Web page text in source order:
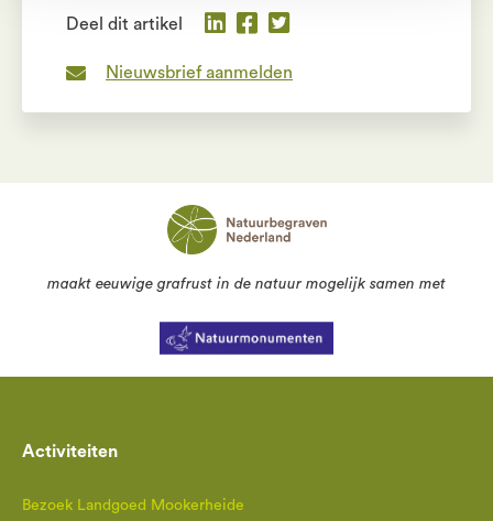
Deel dit artikel
Nieuwsbrief aanmelden
maakt eeuwige grafrust in de natuur mogelijk samen met
Activiteiten
Bezoek Landgoed Mookerheide